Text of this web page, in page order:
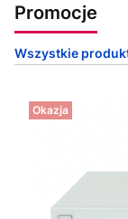
Promocje
Wszystkie
Okazja